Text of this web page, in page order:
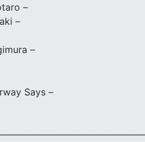
–
–
–
Says –